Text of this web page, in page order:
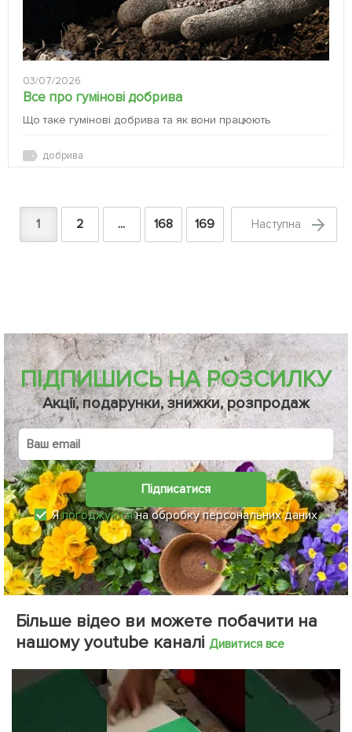
03/07/2026
Все про гумінові добрива
Що таке гумінові добрива та як вони працюють
добрива
1 2 ... 168 169 Наступна
ПІДПИШИСЬ НА РОЗСИЛКУ
Акції, подарунки, знижки, розпродаж
Підписатися
Япогоджуюсяна обробку персональних даних
Більше відео ви можете побачити на
нашому youtube каналі Дивитися все